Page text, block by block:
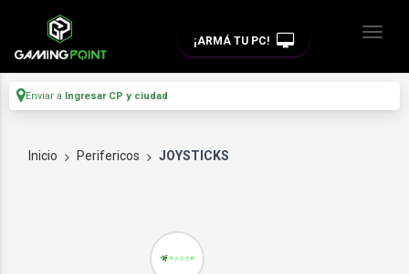
¡ARMÁ TU PC!
Enviar a Ingresar CP y ciudad
Inicio Perifericos JOYSTICKS